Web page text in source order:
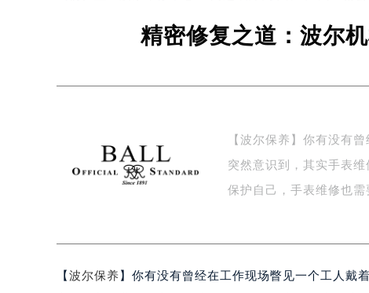
上海市徐汇区虹桥路3号港汇中心写字
扬州市邗江区国展路29号星耀天地写字
盐城市盐都区世纪大道5号盐城金融城
泰州市海陵区永定东路399号置地商务
绍兴市越城区胜利东路379号世茂天际
精密修复之道：波尔
【波尔保养】你有没有
突然意识到，其实手表
保护自己，手表维修也
【 波尔保养 】你有没有曾经在工作现场瞥见一个工人戴